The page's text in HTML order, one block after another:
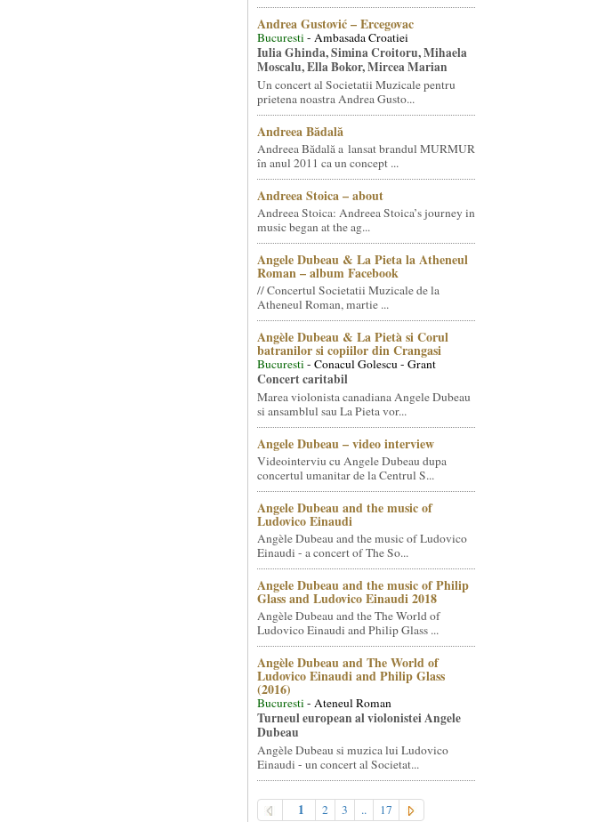
Andrea Gustović – Ercegovac
Bucuresti- Ambasada Croatiei
Iulia Ghinda, Simina Croitoru, Mihaela
Moscalu, Ella Bokor, Mircea Marian
Un concert al Societatii Muzicale pentru
prietena noastra Andrea Gusto...
Andreea Bădală
Andreea Bădală a lansat brandul MURMUR
în anul 2011 ca un concept ...
Andreea Stoica – about
Andreea Stoica: Andreea Stoica’s journey in
music began at the ag...
Angele Dubeau & La Pieta la Atheneul
Roman – album Facebook
// Concertul Societatii Muzicale de la
Atheneul Roman, martie ...
Angèle Dubeau & La Pietà si Corul
batranilor si copiilor din Crangasi
Bucuresti- Conacul Golescu - Grant
Concert caritabil
Marea violonista canadiana Angele Dubeau
si ansamblul sau La Pieta vor...
Angele Dubeau – video interview
Videointerviu cu Angele Dubeau dupa
concertul umanitar de la Centrul S...
Angele Dubeau and the music of
Ludovico Einaudi
Angèle Dubeau and the music of Ludovico
Einaudi - a concert of The So...
Angele Dubeau and the music of Philip
Glass and Ludovico Einaudi 2018
Angèle Dubeau and the The World of
Ludovico Einaudi and Philip Glass ...
Angèle Dubeau and The World of
Ludovico Einaudi and Philip Glass
(2016)
Bucuresti- Ateneul Roman
Turneul european al violonistei Angele
Dubeau
Angèle Dubeau si muzica lui Ludovico
Einaudi - un concert al Societat...
1 2 3 .. 17